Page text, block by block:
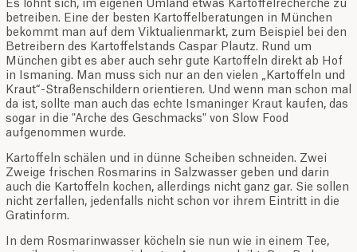
Es lohnt sich, im eigenen Umland etwas Kartoffelrecherche zu
betreiben. Eine der besten Kartoffelberatungen in München
bekommt man auf dem Viktualienmarkt, zum Beispiel bei den
Betreibern des Kartoffelstands Caspar Plautz. Rund um
München gibt es aber auch sehr gute Kartoffeln direkt ab Hof
in Ismaning. Man muss sich nur an den vielen „Kartoffeln und
Kraut“-Straßenschildern orientieren. Und wenn man schon mal
da ist, sollte man auch das echte Ismaninger Kraut kaufen, das
sogar in die "Arche des Geschmacks" von Slow Food
aufgenommen wurde.
Kartoffeln schälen und in dünne Scheiben schneiden. Zwei
Zweige frischen Rosmarins in Salzwasser geben und darin
auch die Kartoffeln kochen, allerdings nicht ganz gar. Sie sollen
nicht zerfallen, jedenfalls nicht schon vor ihrem Eintritt in die
Gratinform.
In dem Rosmarinwasser köcheln sie nun wie in einem Tee,